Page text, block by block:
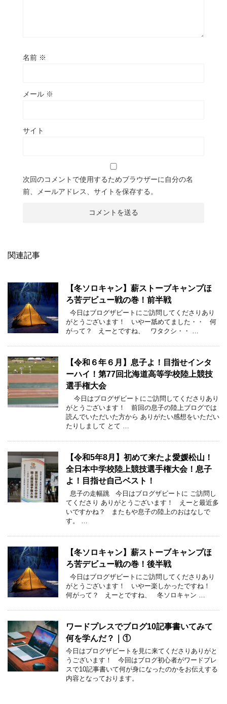
名前 ※
メール ※
サイト
次回のコメントで使用するためブラウザーに自分の名
前、メールアドレス、サイトを保存する。
関連記事
【冬ソロキャン】薪ストーブキャンプほ
ろ苦デビュー戦の巻！前半戦
今日はブログザビートにご訪問してくださりあり
がとうございます！ いやー舐めてました・・ 何
がって？ えーとですね、 ワタクシ・・ …
【令和６年６月】息子よ！目指せインタ
ーハイ！第77回北海道高等学校陸上競技
選手権大会
今日はブログザビートにご訪問してくださりあり
がとうございます！ 前回の息子の陸上ブログでは
読んでいただいた方から ありがたい感想をいただい
たりしまして とて …
【令和5年8月】初めて来たよ愛媛松山！
全日本中学校陸上競技選手権大会！息子
よ！目指せ自己ベスト！
息子の走幅跳 今日はブログザビートに ご訪問し
てくださり ありがとうございます！ えーと最近多
いですかね？ またもや息子の陸上のおはなしで
す。 …
【冬ソロキャン】薪ストーブキャンプほ
ろ苦デビュー戦の巻！後半戦
今日はブログザビートにご訪問してくださりあり
がとうございます！ いやー楽しかったですね！
何がって？ えーとですね、 冬ソロキャン …
ワードプレスでブログ10記事書いてみて
何を学んだ？｜①
今日はブログザビートを見に来てくださりありがと
うございます！ 今回はブログ初心者がワードプレ
スで10記事書いて何が身になったのかをお伝えする
内容となっております。